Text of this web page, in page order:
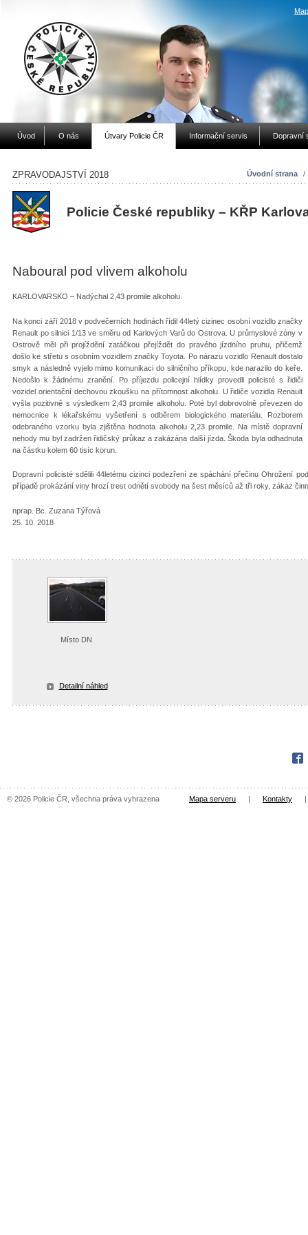
Úvod O nás Útvary Policie ČR Informační servis Dopravní
Úvodní strana /
ZPRAVODAJSTVÍ 2018
Policie České republiky – KŘP
Naboural pod vlivem alkoholu
KARLOVARSKO – Nadýchal 2,43 promile alkoholu.
Na konci září 2018 v podvečerních hodinách řídil 44letý cizinec osobní vozidlo značky
Renault po silnici 1/13 ve směru od Karlových Varů do Ostrova. U průmyslové zóny v
Ostrově měl při projíždění zatáčkou přejíždět do pravého jízdního pruhu, přičemž
došlo ke střetu s osobním vozidlem značky Toyota. Po nárazu vozidlo Renault dostalo
smyk a následně vyjelo mimo komunikaci do silničního příkopu, kde narazilo do keře.
Nedošlo k žádnému zranění. Po příjezdu policejní hlídky provedli policisté s řidiči
vozidel orientační dechovou zkoušku na přítomnost alkoholu. U řidiče vozidla Renault
vyšla pozitivně s výsledkem 2,43 promile alkoholu. Poté byl dobrovolně převezen do
nemocnice k lékařskému vyšetření s odběrem biologického materiálu. Rozborem
odebraného vzorku byla zjištěna hodnota alkoholu 2,23 promile. Na místě dopravní
nehody mu byl zadržen řidičský průkaz a zakázána další jízda. Škoda byla odhadnuta
na částku kolem 60 tisíc korun.
Dopravní policisté sdělili 44letému cizinci podezření ze spáchání přečinu Ohrožení
případě prokázání viny hrozí trest odnětí svobody na šest měsíců až tři roky, zákaz
nprap. Bc. Zuzana Týřová
25. 10. 2018
Místo DN
Detailní náhled
© 2026 Policie ČR, všechna práva vyhrazena Mapa serveru | Kontakty |